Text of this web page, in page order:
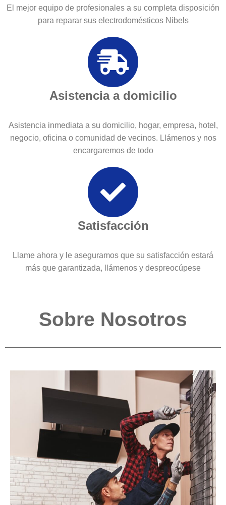
El mejor equipo de profesionales a su completa disposición
para reparar sus electrodomésticos Nibels
Asistencia a domicilio
Asistencia inmediata a su domicilio, hogar, empresa, hotel,
negocio, oficina o comunidad de vecinos. Llámenos y nos
encargaremos de todo
Satisfacción
Llame ahora y le aseguramos que su satisfacción estará
más que garantizada, llámenos y despreocúpese
Sobre Nosotros